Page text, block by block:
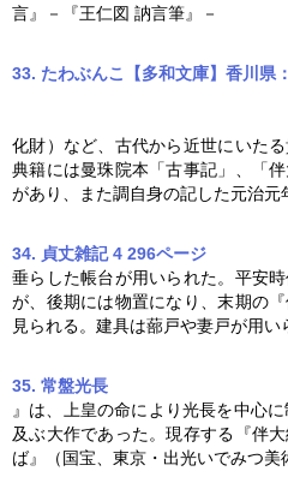
言』－『王仁図 訥言筆』－
33. たわぶんこ【多和文庫】香川県
化財）など、古代から近世にいた
典籍には曼珠院本「古事記」、「
があり、また調自身の記した元治元
34. 貞丈雑記 4 296ページ
垂らした帳台が用いられた。平安
が、後期には物置になり、末期の『
見られる。建具は蔀戸や妻戸が用い
35. 常盤光長
』は、上皇の命により光長を中心
及ぶ大作であった。現存する『伴
ば』（国宝、東京・出光いでみつ美